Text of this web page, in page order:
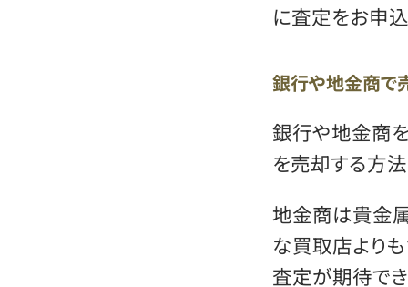
に査定をお申
銀行や地金商で
銀行や地金商を
を売却する方法
地金商は貴金
な買取店より
査定が期待でき